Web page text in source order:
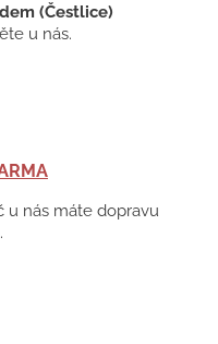
(Čestlice)
u nás.
u nás máte dopravu